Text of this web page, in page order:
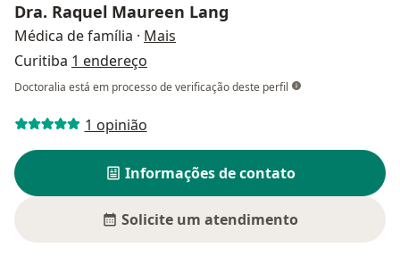
Dra. Raquel Maureen Lang
Médica de família · Mais
Curitiba 1 endereço
Doctoralia está em processo de verificação deste perfil
1 opinião
Informações de contato
Solicite um atendimento